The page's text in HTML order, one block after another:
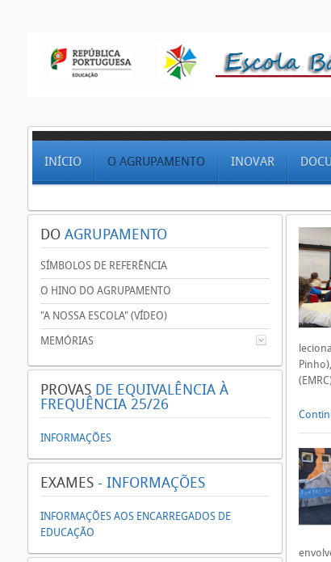
INÍCIO O AGRUPAMENTO INOVAR
DO AGRUPAMENTO
SÍMBOLOS DE REFERÊNCIA
O HINO DO AGRUPAMENTO
"A NOSSA ESCOLA" (VÍDEO)
MEMÓRIAS
PROVAS DE EQUIVALÊNCIA À
FREQUÊNCIA 25/26
INFORMAÇÕES
EXAMES - INFORMAÇÕES
INFORMAÇÕES AOS ENCARREGADOS DE
EDUCAÇÃO